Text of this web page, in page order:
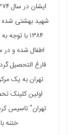
۱۳۸۴ با
فارغ التحصیل
اولین کلینک
تهران” تاسیس
ختنه